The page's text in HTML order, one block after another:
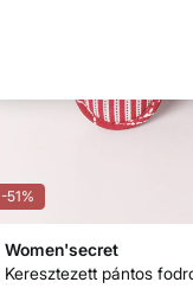
-51%
Women'secret